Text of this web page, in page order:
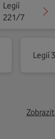
Legií
221/7
Legií